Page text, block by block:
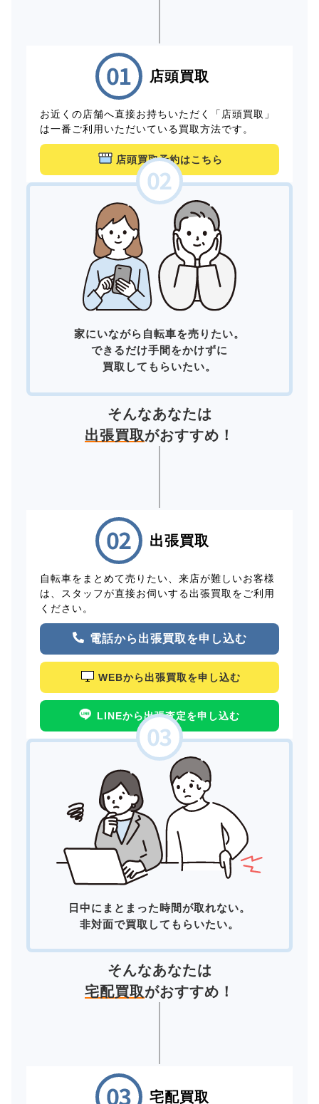
店頭買取
お近くの店舗へ直接お持ちいただく「店頭買取」
は一番ご利用いただいている買取方法です。
店頭買取予約はこちら
家にいながら自転車を売りたい。
できるだけ手間をかけずに
買取してもらいたい。
そんなあなたは
出張買取がおすすめ！
出張買取
自転車をまとめて売りたい、来店が難しいお客様
は、スタッフが直接お伺いする出張買取をご利用
ください。
電話から出張買取を申し込む
WEBから出張買取を申し込む
LINEから出張査定を申し込む
日中にまとまった時間が取れない。
非対面で買取してもらいたい。
そんなあなたは
宅配買取がおすすめ！
宅配買取